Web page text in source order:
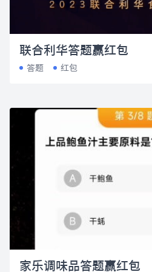
联合利华答题赢红包
答题 红包
家乐调味品答题赢红包